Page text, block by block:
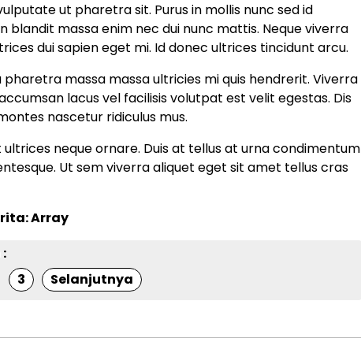
ut pharetra sit. Purus in mollis nunc sed id
blandit massa enim nec dui nunc mattis. Neque viverra
dui sapien eget mi. Id donec ultrices tincidunt arcu.
massa massa ultricies mi quis hendrerit. Viverra
lacus vel facilisis volutpat est velit egestas. Dis
nascetur ridiculus mus.
neque ornare. Duis at tellus at urna condimentum
Ut sem viverra aliquet eget sit amet tellus cras
Array
3 Selanjutnya